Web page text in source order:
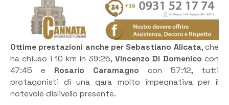
Ottime prestazioni anche per Sebastiano Alicata, che
ha chiuso i 10 km in 39:25, Vincenzo Di Domenico con
47:45 e Rosario Caramagno con 57:12, tutti
protagonisti di una gara molto impegnativa per il
notevole dislivello presente.